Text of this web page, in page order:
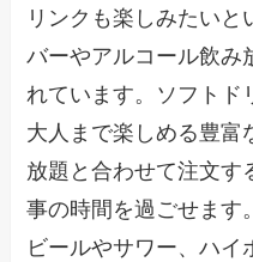
リンクも楽しみたいと
バーやアルコール飲み
れています。ソフトド
大人まで楽しめる豊富
放題と合わせて注文す
事の時間を過ごせます
ビールやサワー、ハイ